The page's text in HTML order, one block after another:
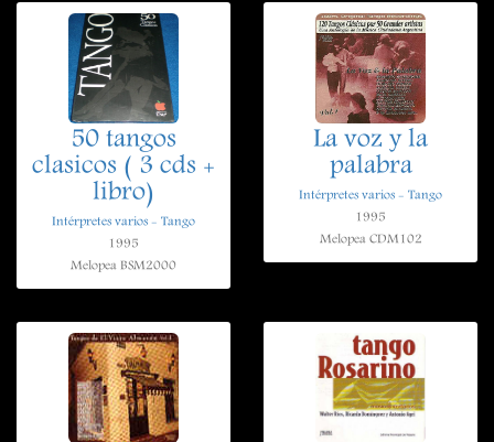
50 tangos
clasicos ( 3 cds +
libro)
Intérpretes varios - Tango
1995
Melopea BSM2000
La voz y la
palabra
Intérpretes varios - Tango
1995
Melopea CDM102